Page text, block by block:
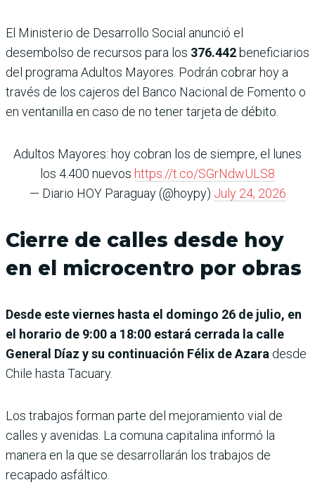
El Ministerio de Desarrollo Social anunció el
desembolso de recursos para los 376.442 beneficiarios
del programa Adultos Mayores. Podrán cobrar hoy a
través de los cajeros del Banco Nacional de Fomento o
en ventanilla en caso de no tener tarjeta de débito.
Adultos Mayores: hoy cobran los de siempre, el lunes
los 4.400 nuevos https://t.co/SGrNdwULS8
— Diario HOY Paraguay (@hoypy) July 24, 2026
Cierre de calles desde hoy
en el microcentro por obras
Desde este viernes hasta el domingo 26 de julio, en
el horario de 9:00 a 18:00 estará cerrada la calle
General Díaz y su continuación Félix de Azara desde
Chile hasta Tacuary.
Los trabajos forman parte del mejoramiento vial de
calles y avenidas. La comuna capitalina informó la
manera en la que se desarrollarán los trabajos de
recapado asfáltico.